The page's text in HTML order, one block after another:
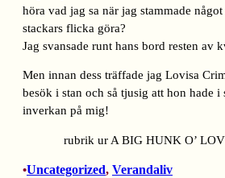
höra vad jag sa när jag stammade
stackars flicka göra?
Jag svansade runt hans bord resten av
Men innan dess träffade jag Lovisa
besök i stan och så tjusig att hon hade i
inverkan på mig!
rubrik ur A BIG HUNK O’
•Uncategorized, Verandaliv